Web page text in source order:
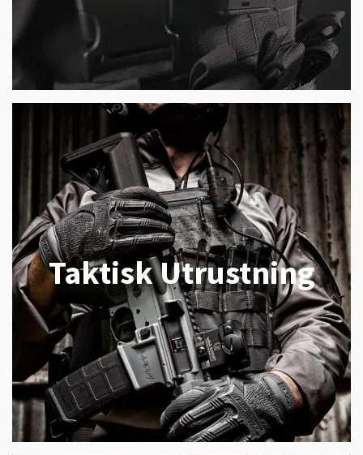
Taktisk Utrustning